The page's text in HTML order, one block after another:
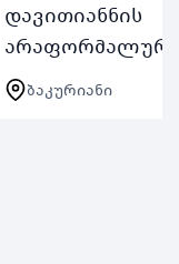
დავითიანნის
განათლების
ჩართულ ქ
ბაკურიანი